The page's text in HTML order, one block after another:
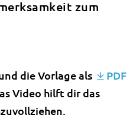
zum
die Vorlage als
PDF
Video hilft dir das